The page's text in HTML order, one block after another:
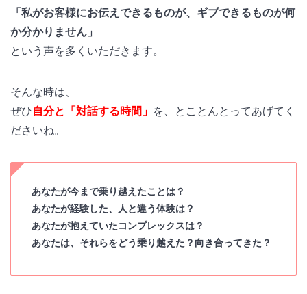
「私がお客様にお伝えできるものが、ギブできるものが何
か分かりません」
という声を多くいただきます。
そんな時は、
ぜひ自分と「対話する時間」 を、とことんとってあげてく
ださいね。
あなたが今まで乗り越えたことは？
あなたが経験した、人と違う体験は？
あなたが抱えていたコンプレックスは？
あなたは、それらをどう乗り越えた？向き合ってきた？